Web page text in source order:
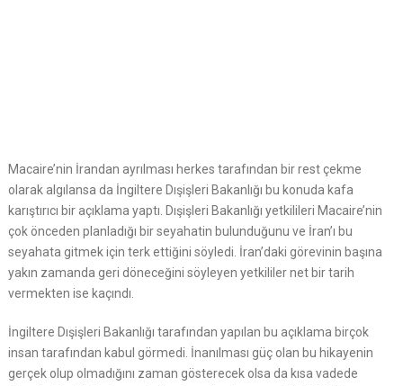
Macaire’nin İrandan ayrılması herkes tarafından bir rest çekme
olarak algılansa da İngiltere Dışişleri Bakanlığı bu konuda kafa
karıştırıcı bir açıklama yaptı. Dışişleri Bakanlığı yetkilileri Macaire’nin
çok önceden planladığı bir seyahatin bulunduğunu ve İran’ı bu
seyahata gitmek için terk ettiğini söyledi. İran’daki görevinin başına
yakın zamanda geri döneceğini söyleyen yetkililer net bir tarih
vermekten ise kaçındı.
İngiltere Dışişleri Bakanlığı tarafından yapılan bu açıklama birçok
insan tarafından kabul görmedi. İnanılması güç olan bu hikayenin
gerçek olup olmadığını zaman gösterecek olsa da kısa vadede